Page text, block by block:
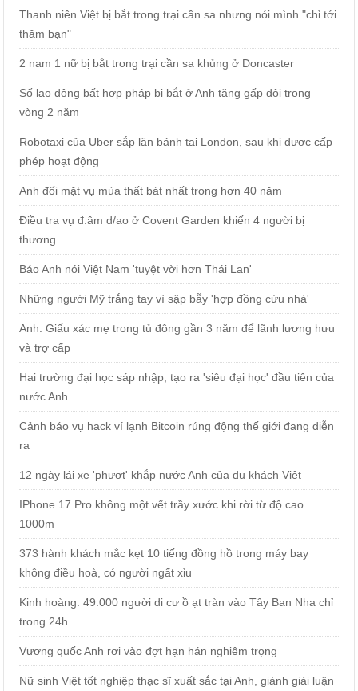
Thanh niên Việt bị bắt trong trại cần sa nhưng nói mình "chỉ tới
thăm bạn"
2 nam 1 nữ bị bắt trong trại cần sa khủng ở Doncaster
Số lao động bất hợp pháp bị bắt ở Anh tăng gấp đôi trong
vòng 2 năm
Robotaxi của Uber sắp lăn bánh tại London, sau khi được cấp
phép hoạt động
Anh đối mặt vụ mùa thất bát nhất trong hơn 40 năm
Điều tra vụ đ.âm d/ao ở Covent Garden khiến 4 người bị
thương
Báo Anh nói Việt Nam 'tuyệt vời hơn Thái Lan'
Những người Mỹ trắng tay vì sập bẫy 'hợp đồng cứu nhà'
Anh: Giấu xác mẹ trong tủ đông gần 3 năm để lãnh lương hưu
và trợ cấp
Hai trường đại học sáp nhập, tạo ra 'siêu đại học' đầu tiên của
nước Anh
Cảnh báo vụ hack ví lạnh Bitcoin rúng động thế giới đang diễn
ra
12 ngày lái xe 'phượt' khắp nước Anh của du khách Việt
IPhone 17 Pro không một vết trầy xước khi rời từ độ cao
1000m
373 hành khách mắc kẹt 10 tiếng đồng hồ trong máy bay
không điều hoà, có người ngất xỉu
Kinh hoàng: 49.000 người di cư ồ ạt tràn vào Tây Ban Nha chỉ
trong 24h
Vương quốc Anh rơi vào đợt hạn hán nghiêm trọng
Nữ sinh Việt tốt nghiệp thạc sĩ xuất sắc tại Anh, giành giải luận